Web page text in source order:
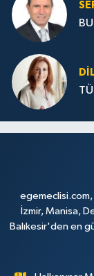
egemeclisi.com,
İzmir, Manisa,
Balıkesir'den en